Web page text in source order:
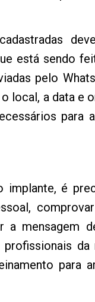
está sendo
pelo
local, a data e
para
implante, é
a mensagem
profissionais
para